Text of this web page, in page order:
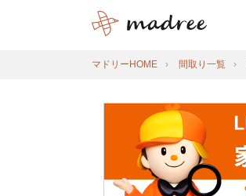
マドリーHOME 間取り一覧